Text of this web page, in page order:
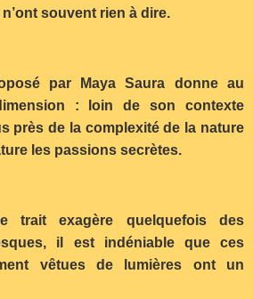
souvent rien à dire.
par Maya Saura donne au
: loin de son contexte
près de la complexité de la nature
les passions secrètes.
trait exagère quelquefois des
il est indéniable que ces
vêtues de lumières ont un